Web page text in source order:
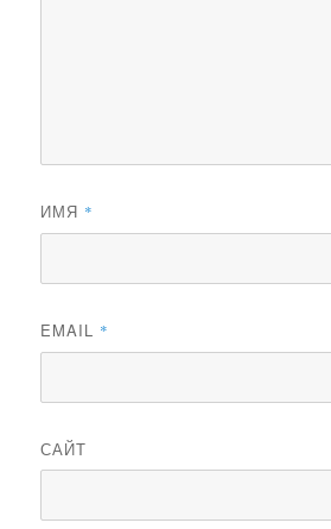
ИМЯ *
EMAIL *
САЙТ